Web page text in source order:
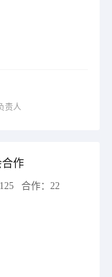
责人
合作
合作： 22